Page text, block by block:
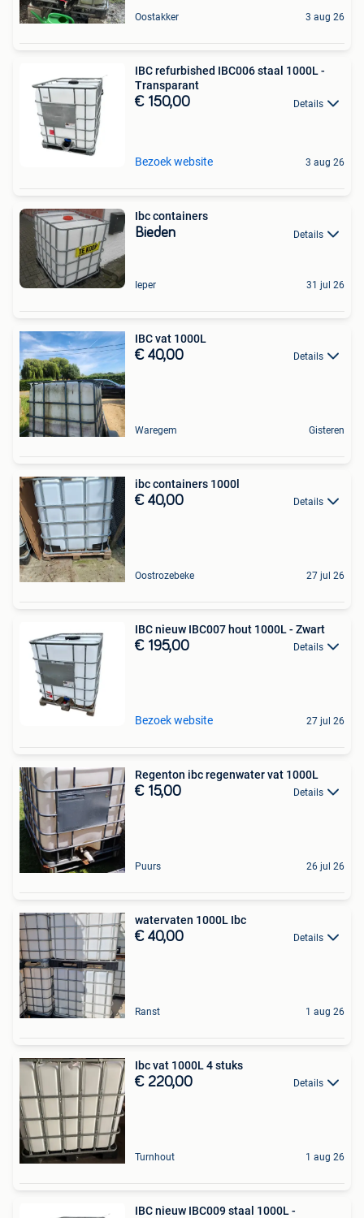
Oostakker 3 aug 26
IBC refurbished IBC006 staal 1000L -
Transparant
€ 150,00 Details
Bezoek website 3 aug 26
Ibc containers
Bieden Details
Ieper 31 jul 26
IBC vat 1000L
€ 40,00 Details
Waregem Gisteren
ibc containers 1000l
€ 40,00 Details
Oostrozebeke 27 jul 26
IBC nieuw IBC007 hout 1000L - Zwart
€ 195,00 Details
Bezoek website 27 jul 26
Regenton ibc regenwater vat 1000L
€ 15,00 Details
Puurs 26 jul 26
watervaten 1000L Ibc
€ 40,00 Details
Ranst 1 aug 26
Ibc vat 1000L 4 stuks
€ 220,00 Details
Turnhout 1 aug 26
IBC nieuw IBC009 staal 1000L -